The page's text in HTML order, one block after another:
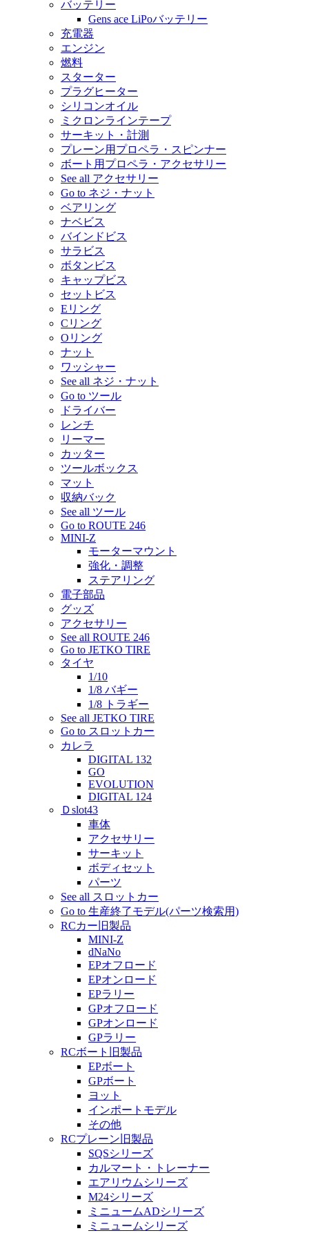
バッテリー
Gens ace LiPoバッテリー
充電器
エンジン
燃料
スターター
プラグヒーター
シリコンオイル
ミクロンラインテープ
サーキット・計測
プレーン用プロペラ・スピンナー
ボート用プロペラ・アクセサリー
See all アクセサリー
Go to ネジ・ナット
ベアリング
ナベビス
バインドビス
サラビス
ボタンビス
キャップビス
セットビス
Eリング
Cリング
Oリング
ナット
ワッシャー
See all ネジ・ナット
Go to ツール
ドライバー
レンチ
リーマー
カッター
ツールボックス
マット
収納バック
See all ツール
Go to ROUTE 246
MINI-Z
モーターマウント
強化・調整
ステアリング
電子部品
グッズ
アクセサリー
See all ROUTE 246
Go to JETKO TIRE
タイヤ
1/10
1/8 バギー
1/8 トラギー
See all JETKO TIRE
Go to スロットカー
カレラ
DIGITAL 132
GO
EVOLUTION
DIGITAL 124
Ｄslot43
車体
アクセサリー
サーキット
ボディセット
パーツ
See all スロットカー
Go to 生産終了モデル(パーツ検索用)
RCカー旧製品
MINI-Z
dNaNo
EPオフロード
EPオンロード
EPラリー
GPオフロード
GPオンロード
GPラリー
RCボート旧製品
EPボート
GPボート
ヨット
インポートモデル
その他
RCプレーン旧製品
SQSシリーズ
カルマート・トレーナー
エアリウムシリーズ
M24シリーズ
ミニュームADシリーズ
ミニュームシリーズ